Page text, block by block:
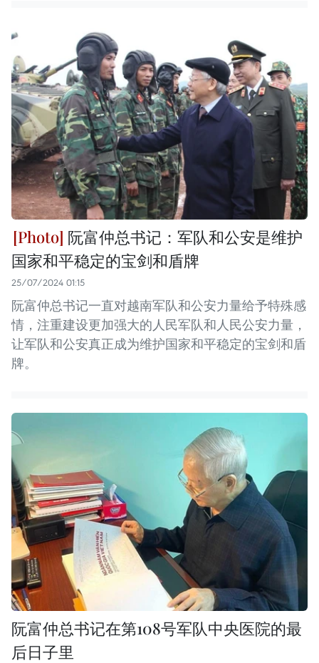
阮富仲总书记：军队和公安是维护
国家和平稳定的宝剑和盾牌
25/07/2024 01:15
阮富仲总书记一直对越南军队和公安力量给予特殊感
情，注重建设更加强大的人民军队和人民公安力量，
让军队和公安真正成为维护国家和平稳定的宝剑和盾
牌。
阮富仲总书记在第108号军队中央医院的最
后日子里